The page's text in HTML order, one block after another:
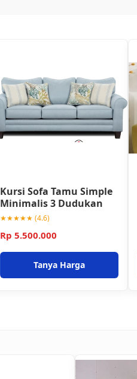
Kursi Sofa Tamu Simple
Minimalis 3 Dudukan
★★★★★ (4.6)
Rp 5.500.000
Tanya Harga